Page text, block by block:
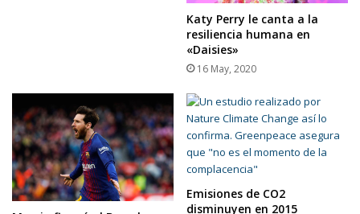
Katy Perry le canta a la
resiliencia humana en
«Daisies»
16 May, 2020
Emisiones de CO2
disminuyen en 2015